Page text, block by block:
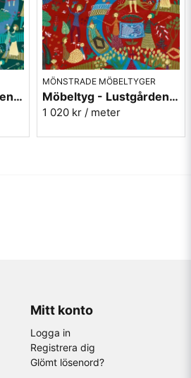
Möbeltyg - Lustgården grön - Stig Lindberg
MÖNSTRADE MÖBELTYGER
Möbeltyg - Lustgården röd - Stig Lindberg
1 020 kr / meter
Mitt konto
Logga in
Registrera dig
Glömt lösenord?